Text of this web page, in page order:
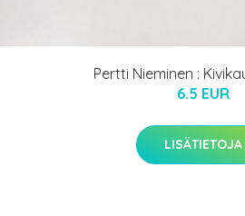
Pertti Nieminen :
6.5 EUR
LISÄTIETOJA